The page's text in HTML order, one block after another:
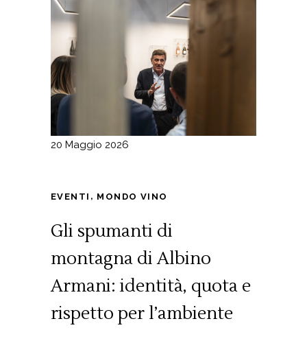
20 Maggio 2026
EVENTI , MONDO VINO
Gli spumanti di
montagna di Albino
Armani: identità, quota e
rispetto per l’ambiente